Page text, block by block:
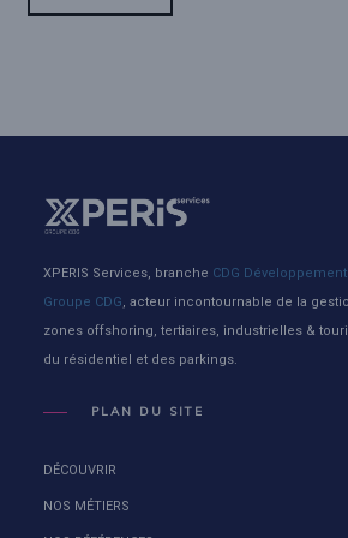
XPERIS Services, branche CDG Développement
Groupe CDG, acteur incontournable de la
zones offshoring, tertiaires, industrielles &
du résidentiel et des parkings.
PLAN DU SITE
DÉCOUVRIR
NOS MÉTIERS